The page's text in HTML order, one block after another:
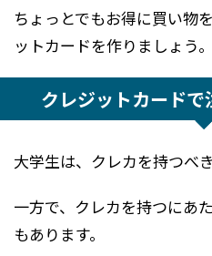
ちょっとでもお得に買い物
ットカードを作りましょう。
クレジットカードで
大学生は、クレカを持つべき
一方で、クレカを持つにあ
もあります。